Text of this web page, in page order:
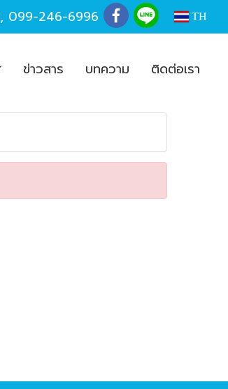
, 099-246-6996 TH
ข่าวสาร บทความ ติดต่อเรา